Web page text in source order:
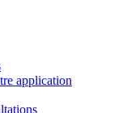
application